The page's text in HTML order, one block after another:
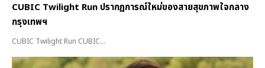
CUBIC Twilight Run ปรากฏการณ์ใหม่ของสายสุขภาพใจกลาง
กรุงเทพฯ
CUBIC Twilight Run CUBIC...